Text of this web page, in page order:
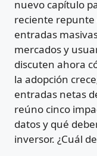
nuevo capítulo
reciente repunte
entradas
mercados y
discuten ahora
la adopción
entradas netas
reúno cinco
datos y qué
inversor. ¿Cuál